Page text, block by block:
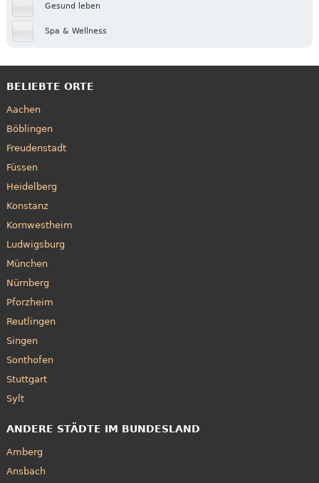
Gesund leben
Spa & Wellness
BELIEBTE ORTE
Aachen
Böblingen
Freudenstadt
Füssen
Heidelberg
Konstanz
Kornwestheim
Ludwigsburg
München
Nürnberg
Pforzheim
Reutlingen
Singen
Sonthofen
Stuttgart
Sylt
ANDERE STÄDTE IM BUNDESLAND
Amberg
Ansbach